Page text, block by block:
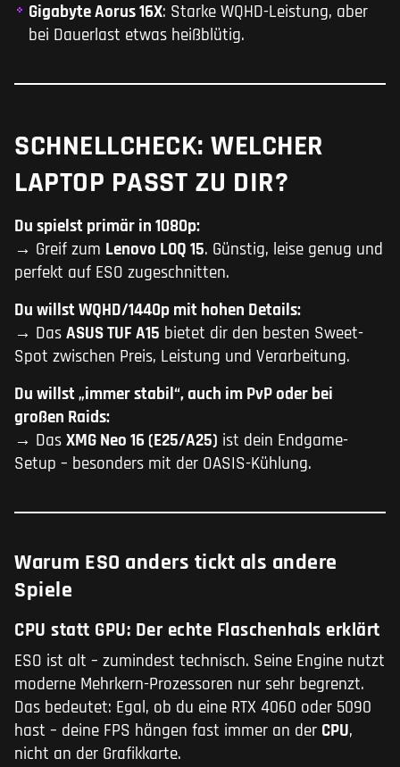
Gigabyte Aorus 16X: Starke WQHD-Leistung, aber
bei Dauerlast etwas heißblütig.
SCHNELLCHECK: WELCHER
LAPTOP PASST ZU DIR?
Du spielst primär in 1080p:
→ Greif zum Lenovo LOQ 15. Günstig, leise genug und
perfekt auf ESO zugeschnitten.
Du willst WQHD/1440p mit hohen Details:
→ Das ASUS TUF A15 bietet dir den besten Sweet-
Spot zwischen Preis, Leistung und Verarbeitung.
Du willst „immer stabil“, auch im PvP oder bei
großen Raids:
→ Das XMG Neo 16 (E25/A25) ist dein Endgame-
Setup – besonders mit der OASIS-Kühlung.
Warum ESO anders tickt als andere
Spiele
CPU statt GPU: Der echte Flaschenhals erklärt
ESO ist alt – zumindest technisch. Seine Engine nutzt
moderne Mehrkern-Prozessoren nur sehr begrenzt.
Das bedeutet: Egal, ob du eine RTX 4060 oder 5090
hast – deine FPS hängen fast immer an der CPU,
nicht an der Grafikkarte.